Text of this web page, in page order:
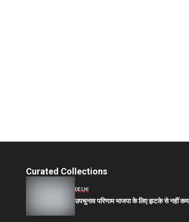
Curated Collections
DELHI
उपचुनाव परिणाम भाजपा के लिए झटके से नहीं कम